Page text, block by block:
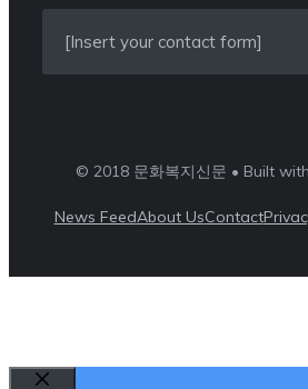
[Insert your contact form]
© 2018 문화복지신문 • Built with
News FeedAbout UsContact